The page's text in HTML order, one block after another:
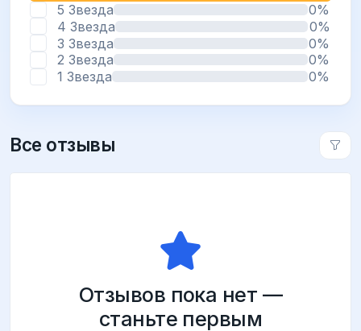
5 Звезда
0%
4 Звезда
0%
3 Звезда
0%
2 Звезда
0%
1 Звезда
0%
Все отзывы
Отзывов пока нет —
станьте первым